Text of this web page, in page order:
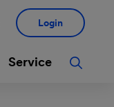
Login
Service